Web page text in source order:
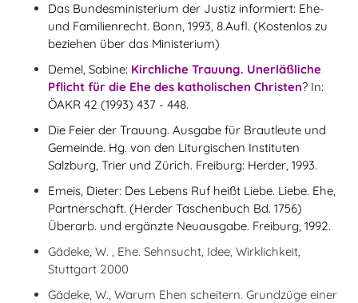
Das Bundesministerium der Justiz informiert: Ehe-
und Familienrecht. Bonn, 1993, 8.Aufl. (Kostenlos zu
beziehen über das Ministerium)
Demel, Sabine: Kirchliche Trauung. Unerläßliche
Pflicht für die Ehe des katholischen Christen? In:
ÖAKR 42 (1993) 437 - 448.
Die Feier der Trauung. Ausgabe für Brautleute und
Gemeinde. Hg. von den Liturgischen Instituten
Salzburg, Trier und Zürich. Freiburg: Herder, 1993.
Emeis, Dieter: Des Lebens Ruf heißt Liebe. Liebe. Ehe,
Partnerschaft. (Herder Taschenbuch Bd. 1756)
Überarb. und ergänzte Neuausgabe. Freiburg, 1992.
Gädeke, W. , Ehe. Sehnsucht, Idee, Wirklichkeit,
Stuttgart 2000
Gädeke, W., Warum Ehen scheitern. Grundzüge einer